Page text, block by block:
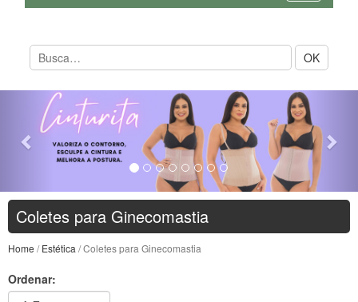
OK
Previous
Coletes para Ginecomastia
Home /Estética / Coletes para Ginecomastia
Ordenar: